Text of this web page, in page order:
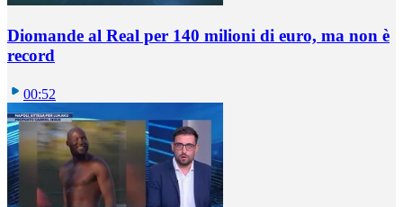
Diomande al Real per 140 milioni di euro, ma non è
record
00:52